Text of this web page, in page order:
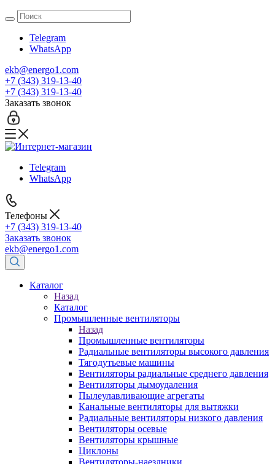
Telegram
WhatsApp
ekb@energo1.com
+7 (343) 319-13-40
+7 (343) 319-13-40
Заказать звонок
Telegram
WhatsApp
Телефоны
+7 (343) 319-13-40
Заказать звонок
ekb@energo1.com
Каталог
Назад
Каталог
Промышленные вентиляторы
Назад
Промышленные вентиляторы
Радиальные вентиляторы высокого давления
Тягодутьевые машины
Вентиляторы радиальные среднего давления
Вентиляторы дымоудаления
Пылеулавливающие агрегаты
Канальные вентиляторы для вытяжки
Радиальные вентиляторы низкого давления
Вентиляторы осевые
Вентиляторы крышные
Циклоны
Вентиляторы-наездники